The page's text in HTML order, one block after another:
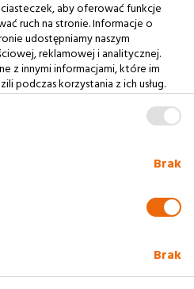
aby oferować funkcje
ruch na stronie. Informacje o
udostępniamy naszym
reklamowej i analitycznej.
z innymi informacjami, które im
podczas korzystania z ich usług.
Brak
Brak